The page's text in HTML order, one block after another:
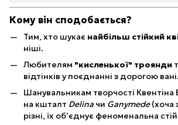
Кому він сподобається?
Тим, хто шукає найбільш стійкий
ніші.
Любителям "кисленької" троянди
відтінків у поєднанні з дорогою
Шанувальникам творчості Квентіна
на кшталт Delina чи Ganymede(хоча
різні, їх об’єднує феноменальна